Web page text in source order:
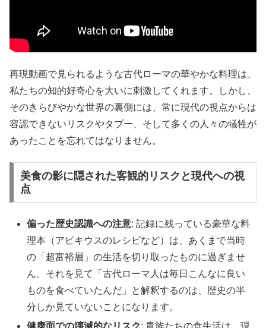
再現動画で見られるような古代ローマの華やかな料理は、
私たちの知的好奇心を大いに刺激してくれます。しかし、
そのきらびやかな世界の裏側には、常に現代の視点からは
容認できないリスクやタブー、そして多くの人々の犠牲が
あったことを忘れてはなりません。
美食の影に隠された客観的リスクと現代への視
点
偏った歴史認識への注意: 記録に残っている豪華な料
理本（アピキウスのレシピなど）は、あくまで当時
の「超富裕層」の生活を切り取ったものに過ぎませ
ん。それを見て「古代ローマ人は毎日こんなに良い
ものを食べていたんだ」と解釈するのは、歴史の半
分しか見ていないことになります。
健康面での壊滅的なリスク: 貴族たちの食生活は、現